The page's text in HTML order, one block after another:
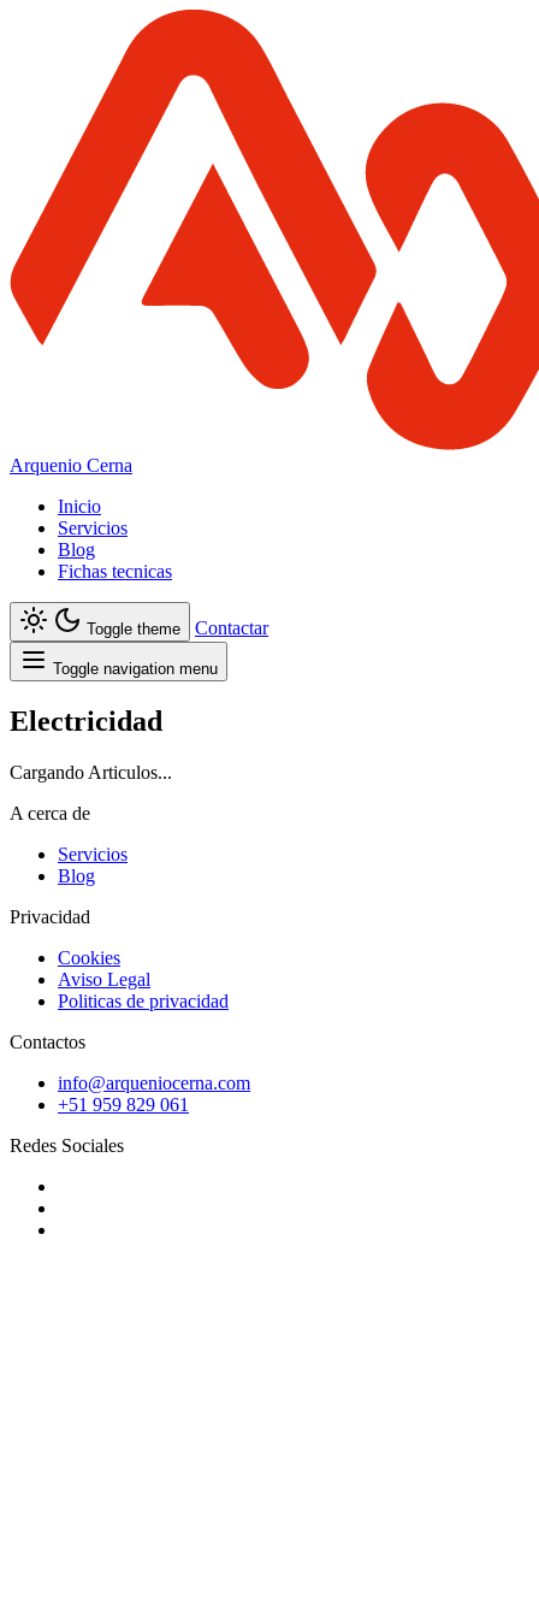
Arquenio Cerna
Inicio
Servicios
Blog
Fichas tecnicas
Toggle theme Contactar
Toggle navigation menu
Electricidad
Cargando Articulos...
A cerca de
Servicios
Blog
Privacidad
Cookies
Aviso Legal
Politicas de privacidad
Contactos
info@arqueniocerna.com
+51 959 829 061
Redes Sociales